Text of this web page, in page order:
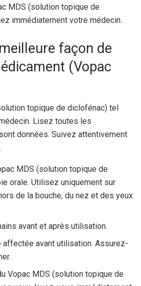
MDS (solution topique de
immédiatement votre médecin.
façon de
(Vopac
topique de diclofénac) tel
Lisez toutes les
données. Suivez attentivement
MDS (solution topique de
orale. Utilisez uniquement sur
de la bouche, du nez et des yeux
avant et après utilisation.
affectée avant utilisation. Assurez-
Vopac MDS (solution topique de